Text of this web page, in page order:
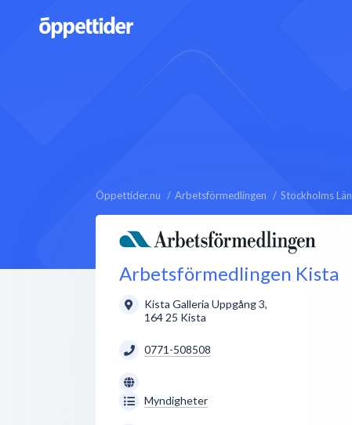
Öppettider.nu Arbetsförmedlingen Stockholms Län
Arbetsförmedlingen Kista
Kista Galleria Uppgång 3,
164 25 Kista
0771-508508
Myndigheter